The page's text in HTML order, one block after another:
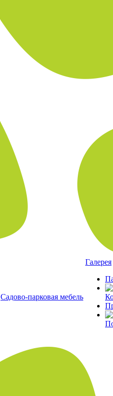
Садово-парковая мебель
Галерея